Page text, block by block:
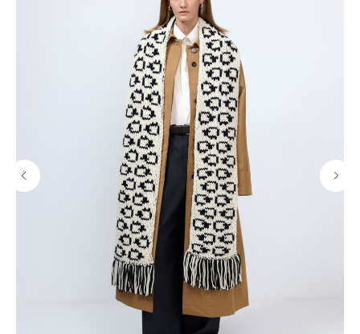
Собственное производство
Тщательно контролируем каждый этап
создания и упаковки наших товаров.
Индивидуальное изготовление
Можем изготовить любое изделие из нашего
ассортимента на заказ по вашим параметрам.
Подробнее
Разные опции доставки
Предложим доставить заказ удобным для вас
способом — курьером в день заказа по Москве
или в ближайший к вам пункт выдачи заказов.